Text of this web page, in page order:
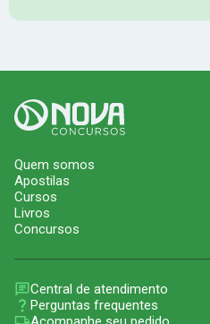
Quem somos
Apostilas
Cursos
Livros
Concursos
Central de atendimento
Perguntas frequentes